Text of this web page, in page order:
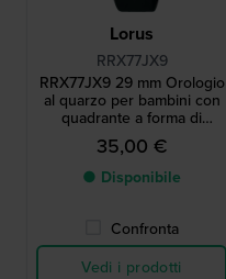
Lorus
RRX77JX9
RRX77JX9 29 mm Orologio
al quarzo per bambini con
quadrante a forma di
insegnante del tempo e
cinturino in silicone
35,00 €
● Disponibile
Confronta
Vedi i prodotti